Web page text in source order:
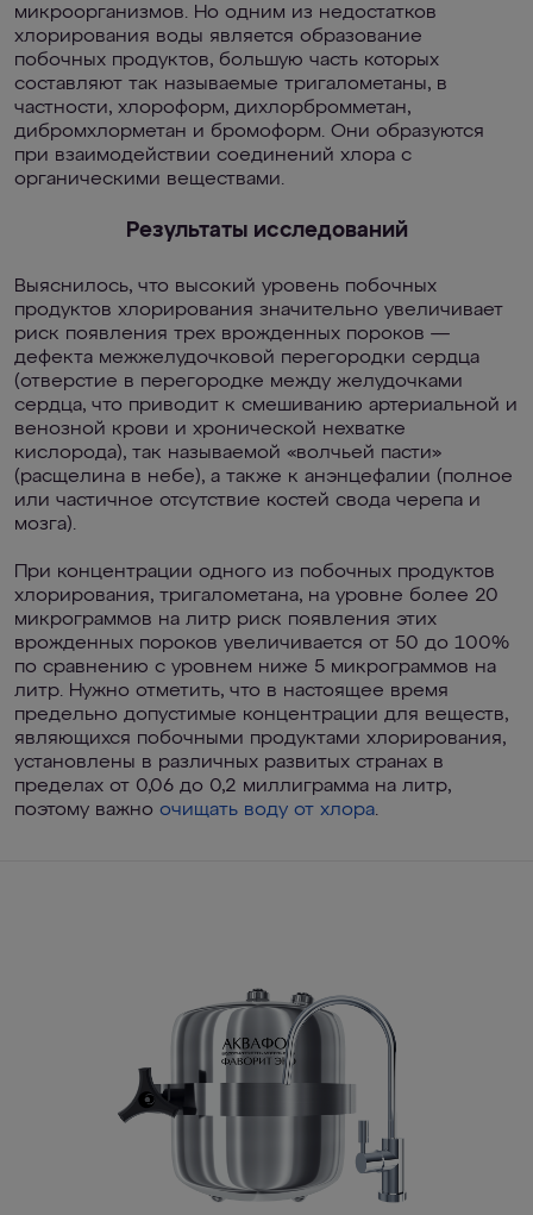
микроорганизмов. Но одним из недостатков
хлорирования воды является образование
побочных продуктов, большую часть которых
составляют так называемые тригалометаны, в
частности, хлороформ, дихлорбромметан,
дибромхлорметан и бромоформ. Они образуются
при взаимодействии соединений хлора с
органическими веществами.
Результаты исследований
Выяснилось, что высокий уровень побочных
продуктов хлорирования значительно увеличивает
риск появления трех врожденных пороков —
дефекта межжелудочковой перегородки сердца
(отверстие в перегородке между желудочками
сердца, что приводит к смешиванию артериальной и
венозной крови и хронической нехватке
кислорода), так называемой «волчьей пасти»
(расщелина в небе), а также к анэнцефалии (полное
или частичное отсутствие костей свода черепа и
мозга).
При концентрации одного из побочных продуктов
хлорирования, тригалометана, на уровне более 20
микрограммов на литр риск появления этих
врожденных пороков увеличивается от 50 до 100%
по сравнению с уровнем ниже 5 микрограммов на
литр. Нужно отметить, что в настоящее время
предельно допустимые концентрации для веществ,
являющихся побочными продуктами хлорирования,
установлены в различных развитых странах в
пределах от 0,06 до 0,2 миллиграмма на литр,
поэтому важно очищать воду от хлора.